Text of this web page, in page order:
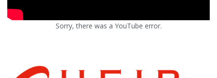
Sorry, there was a YouTube error.